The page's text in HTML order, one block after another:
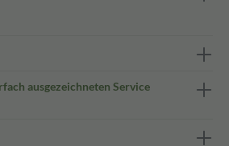
ausgezeichneten Service